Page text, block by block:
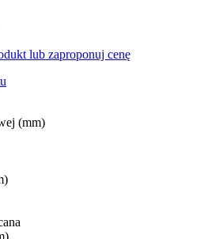
lub zaproponuj cenę
(mm)